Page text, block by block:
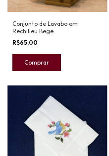
Conjunto de Lavabo em
Rechilieu Bege
R$65,00